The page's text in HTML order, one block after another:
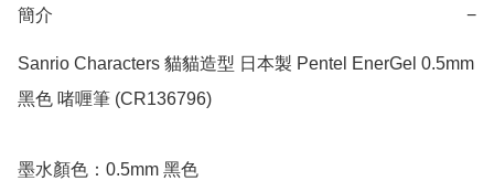
簡介 −
Sanrio Characters 貓貓造型 日本製 Pentel EnerGel 0.5mm
黑色 啫喱筆 (CR136796)
墨水顏色：0.5mm 黑色